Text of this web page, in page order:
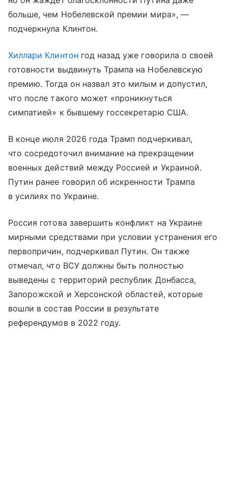
больше, чем Нобелевской премии мира», —
подчеркнула Клинтон.
Хиллари Клинтон год назад уже говорила о своей
готовности выдвинуть Трампа на Нобелевскую
премию. Тогда он назвал это милым и допустил,
что после такого может «проникнуться
симпатией» к бывшему госсекретарю США.
В конце июля 2026 года Трамп подчеркивал,
что сосредоточил внимание на прекращении
военных действий между Россией и Украиной.
Путин ранее говорил об искренности Трампа
в усилиях по Украине.
Россия готова завершить конфликт на Украине
мирными средствами при условии устранения его
первопричин, подчеркивал Путин. Он также
отмечал, что ВСУ должны быть полностью
выведены с территорий республик Донбасса,
Запорожской и Херсонской областей, которые
вошли в состав России в результате
референдумов в 2022 году.